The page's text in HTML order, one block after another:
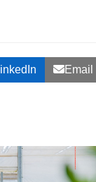
Email